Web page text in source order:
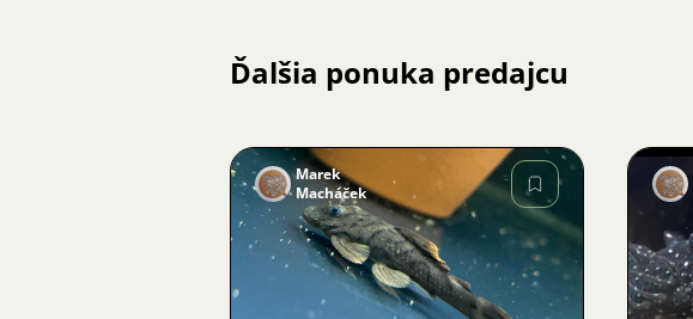
Ďalšia ponuka predajcu
Obrázok
Marek
Macháček